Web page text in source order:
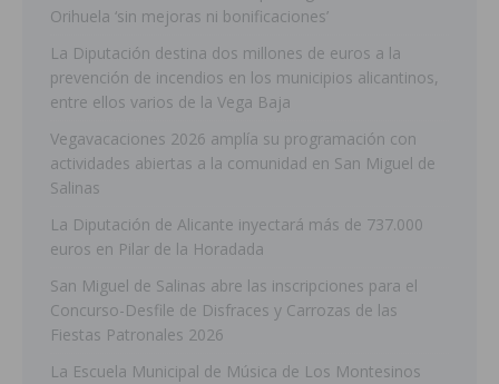
Orihuela ‘sin mejoras ni bonificaciones’
La Diputación destina dos millones de euros a la
prevención de incendios en los municipios alicantinos,
entre ellos varios de la Vega Baja
Vegavacaciones 2026 amplía su programación con
actividades abiertas a la comunidad en San Miguel de
Salinas
La Diputación de Alicante inyectará más de 737.000
euros en Pilar de la Horadada
San Miguel de Salinas abre las inscripciones para el
Concurso-Desfile de Disfraces y Carrozas de las
Fiestas Patronales 2026
La Escuela Municipal de Música de Los Montesinos